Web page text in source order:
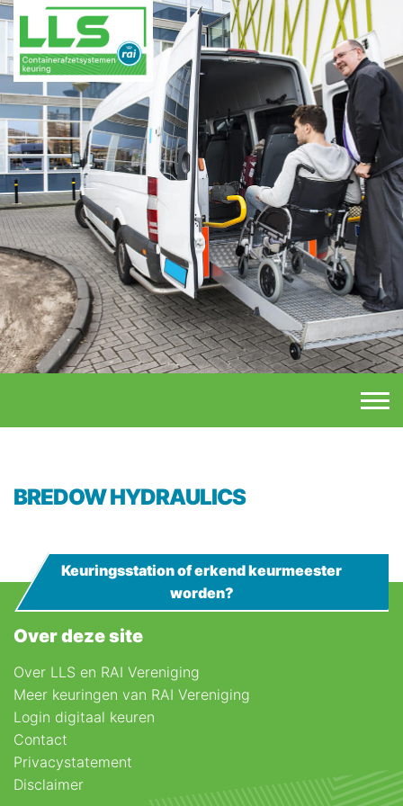
BREDOW HYDRAULICS
Over deze site
Over LLS en RAI Vereniging
Meer keuringen van RAI Vereniging
Login digitaal keuren
Contact
Privacystatement
Disclaimer
Keuringsstation of erkend keurmeester
worden?